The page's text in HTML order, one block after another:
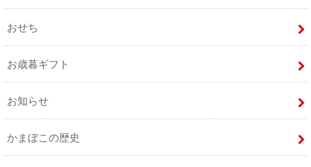
おせち
お歳暮ギフト
お知らせ
かまぼこの歴史